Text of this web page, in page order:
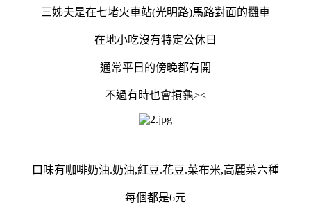
三姊夫是在七堵火車站(光明路)馬路對面的攤車
在地小吃沒有特定公休日
通常平日的傍晚都有開
不過有時也會摃龜><
口味有咖啡奶油.奶油,紅豆.花豆.菜布米,高麗菜六種
每個都是6元